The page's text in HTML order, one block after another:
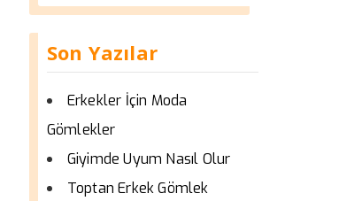
Son Yazılar
Erkekler İçin Moda
Gömlekler
Giyimde Uyum Nasıl Olur
Toptan Erkek Gömlek